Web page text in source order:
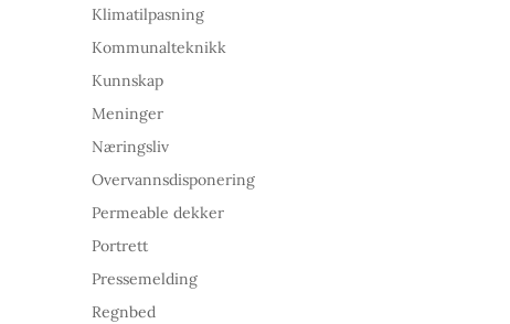
Klimatilpasning
Kommunalteknikk
Kunnskap
Meninger
Næringsliv
Overvannsdisponering
Permeable dekker
Portrett
Pressemelding
Regnbed